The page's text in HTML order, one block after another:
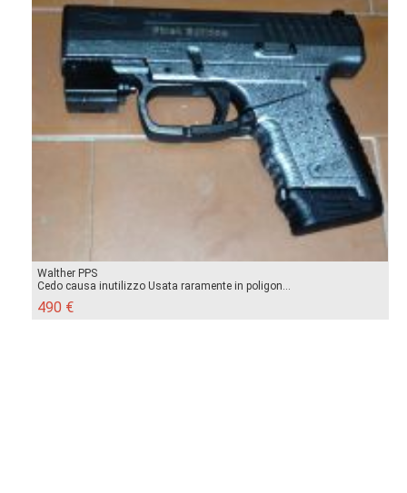
Walther PPS
Cedo causa inutilizzo Usata raramente in poligon...
490 €